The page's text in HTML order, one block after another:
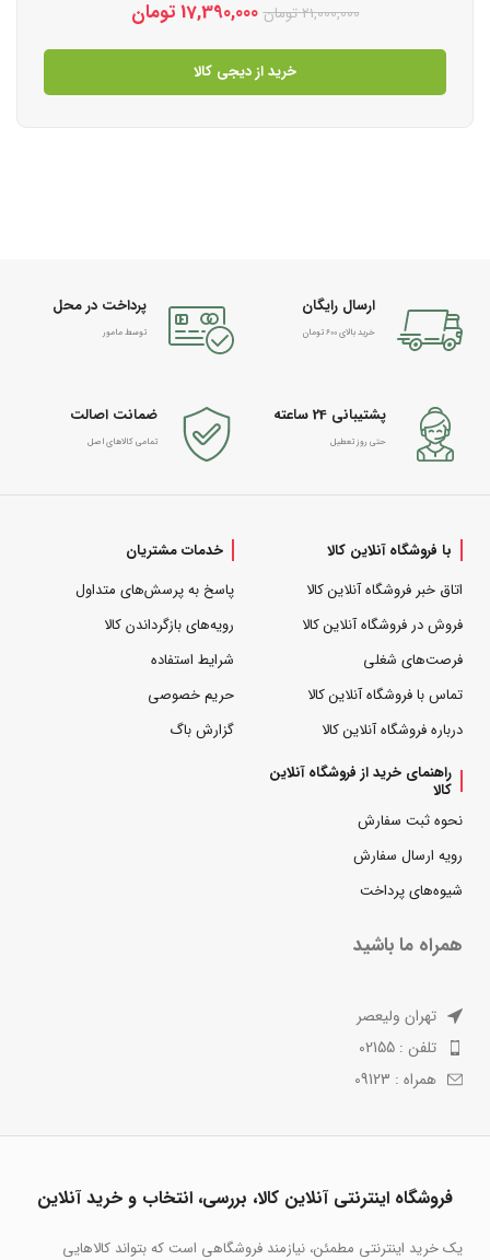
21,000,000تومان 17,390,000 تومان
خرید از دیجی کالا
ارسال رایگان
خرید بالای 600 تومان
پرداخت در محل
توسط مامور
پشتیبانی 24 ساعته
حتی روز تعطیل
ضمانت اصالت
تمامی کالاهای اصل
با فروشگاه آنلاین کالا
اتاق خبر فروشگاه آنلاین کالا
فروش در فروشگاه آنلاین کالا
فرصت‌های شغلی
تماس با فروشگاه آنلاین کالا
درباره فروشگاه آنلاین کالا
خدمات مشتریان
پاسخ به پرسش‌های متداول
رویه‌های بازگرداندن کالا
شرایط استفاده
حریم خصوصی
گزارش باگ
راهنمای خرید از فروشگاه آنلاین
کالا
نحوه ثبت سفارش
رویه ارسال سفارش
شیوه‌های پرداخت
همراه ما باشید
تهران ولیعصر
تلفن : 02155
همراه : 09123
فروشگاه اینترنتی آنلاین کالا، بررسی، انتخاب و خرید آنلاین
یک خرید اینترنتی مطمئن، نیازمند فروشگاهی است که بتواند کالاهایی